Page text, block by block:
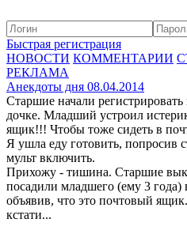
Быстрая регистрация
НОВОСТИ КОММЕНТАРИИ
РЕКЛАМА
Анекдоты дня 08.04.2014
Старшие начали
дочке. Младший устроил
ящик!!! Чтобы тоже сидеть в
Я ушла еду готовить, попросив
мульт включить.
Прихожу - тишина. Старшие
посадили младшего (ему 3 года)
объявив, что это почтовый
кстати...